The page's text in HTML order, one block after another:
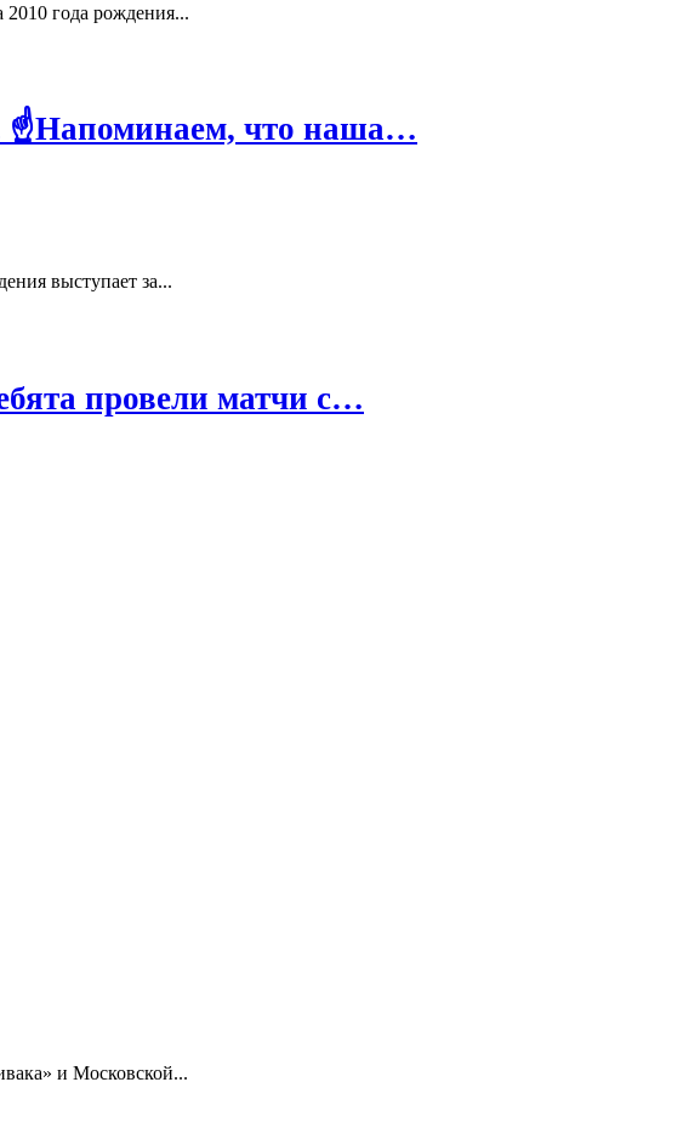
года рождения...
☝️Напоминаем, что наша…
выступает за...
провели матчи с…
и Московской...